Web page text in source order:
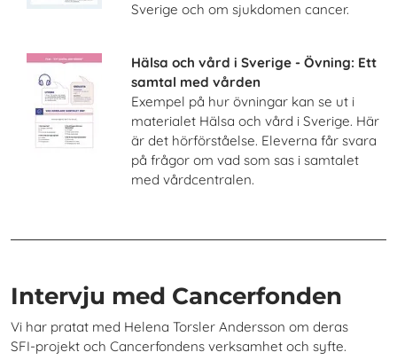
Sverige och om sjukdomen cancer.
Hälsa och vård i Sverige - Övning: Ett
samtal med vården
Exempel på hur övningar kan se ut i
materialet Hälsa och vård i Sverige. Här
är det hörförståelse. Eleverna får svara
på frågor om vad som sas i samtalet
med vårdcentralen.
Intervju med Cancerfonden
Vi har pratat med Helena Torsler Andersson om deras
SFI-projekt och Cancerfondens verksamhet och syfte.